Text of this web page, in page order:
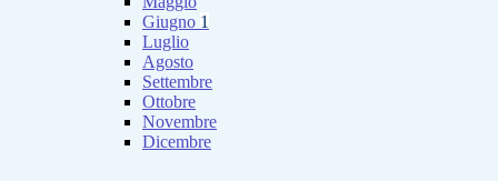
Giugno 1
Luglio
Agosto
Settembre
Ottobre
Novembre
Dicembre